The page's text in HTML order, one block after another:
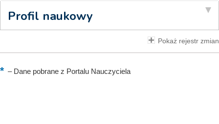
Profil naukowy
Pokaż rejestr zmian
–Dane pobrane z Portalu Nauczyciela